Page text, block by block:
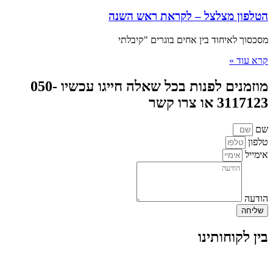
הטלפון מצלצל – לקראת ראש השנה
מסכסוך לאיחוד בין אחים בוגרים "קיבלתי
קרא עוד »
מוזמנים לפנות בכל שאלה חייגו עכשיו 050-
3117123 או צרו קשר
שם
טלפון
אימייל
הודעה
שליחה
בין לקוחותינו